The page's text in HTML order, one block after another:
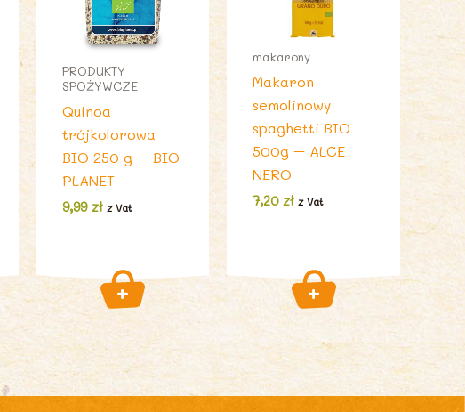
PRODUKTY
SPOŻYWCZE
Quinoa
trójkolorowa
BIO 250 g – BIO
PLANET
9,99 zł z Vat
makarony
Makaron
semolinowy
spaghetti BIO
500g – ALCE
NERO
7,20zł z Vat